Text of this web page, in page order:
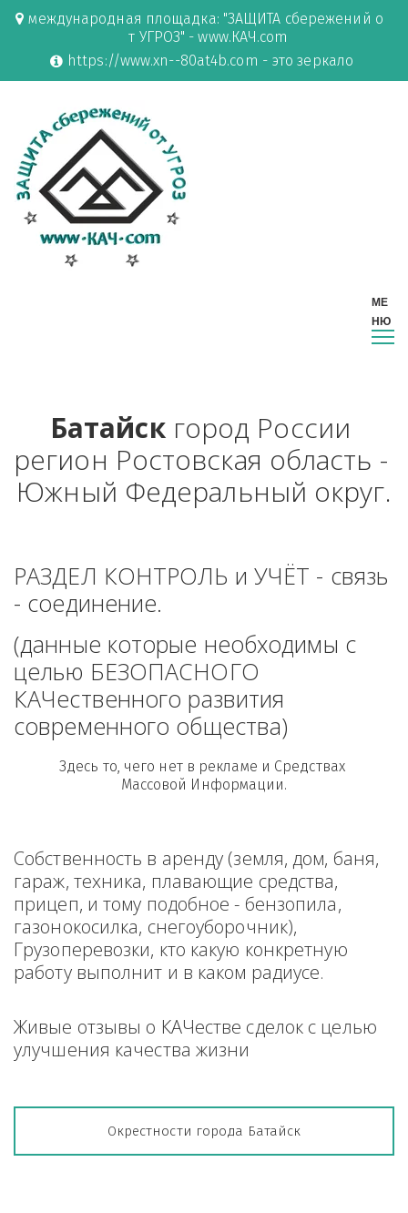
международная площадка: "ЗАЩИТА сбережений о
т УГРОЗ" - www.КАЧ.com
https://www.xn--80at4b.com - это зеркало
Батайск город России
регион Ростовская область -
Южный Федеральный округ.
РАЗДЕЛ КОНТРОЛЬ и УЧЁТ - связь
- соединение.
(данные которые необходимы с
целью БЕЗОПАСНОГО
КАЧественного развития
современного общества)
Здесь то, чего нет в рекламе и Средствах
Массовой Информации.
Собственность в аренду (земля, дом, баня,
гараж, техника, плавающие средства,
прицеп, и тому подобное - бензопила,
газонокосилка, снегоуборочник),
Грузоперевозки, кто какую конкретную
работу выполнит и в каком радиусе.
Живые отзывы о КАЧестве сделок с целью
улучшения качества жизни
Окрестности города Батайск